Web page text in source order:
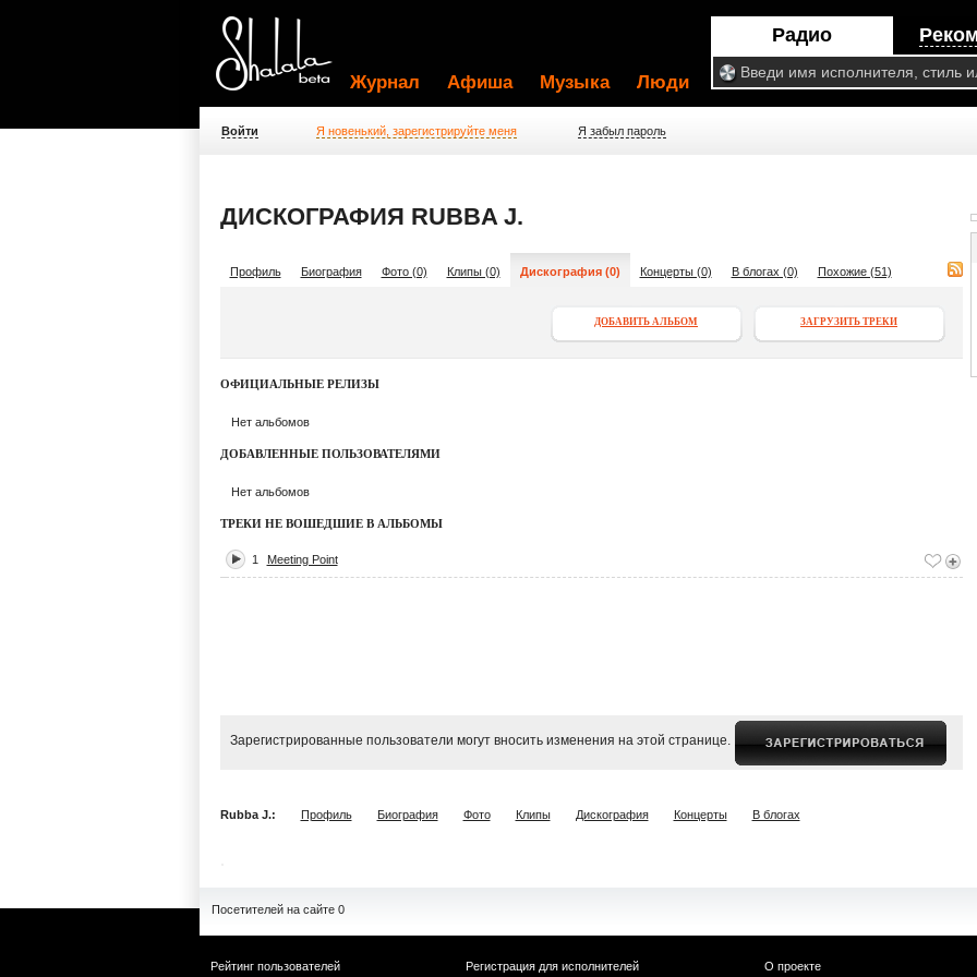
Радио
Журнал Афиша Музыка Люди
Войти Я новенький, зарегистрируйте меня Я забыл пароль
ДИСКОГРАФИЯ RUBBA J.
Профиль Биография Фото (0) Клипы (0) Дискография (0) Концерты (0) В блогах (0) Похожие (51)
ЗАГРУЗИТЬ ТРЕКИ
ДОБАВИТЬ АЛЬБОМ
ОФИЦИАЛЬНЫЕ РЕЛИЗЫ
Нет альбомов
ДОБАВЛЕННЫЕ ПОЛЬЗОВАТЕЛЯМИ
Нет альбомов
ТРЕКИ НЕ ВОШЕДШИЕ В АЛЬБОМЫ
1 Meeting Point
Зарегистрированные пользователи могут вносить изменения на этой странице.
Rubba J.: Профиль Биография Фото Клипы Дискография Концерты В блогах
Посетителей на сайте 0
Рейтинг пользователей
Регистрация для исполнителей
О проекте